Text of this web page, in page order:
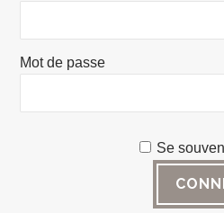
Mot de passe
Se